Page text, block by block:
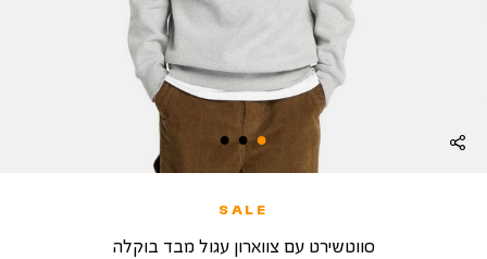
SALE
סווטשירט עם צווארון עגול מבד בוקלה